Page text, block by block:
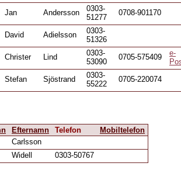
Jan Andersson
0303-
51277
0708-901170
David Adielsson
0303-
51326
Christer Lind
0303-
53090
0705-575409
e-
Stefan Sjöstrand
0303-
55222
0705-220074
Efternamn Telefon
Mobiltelefon
Carlsson
Widell 0303-50767